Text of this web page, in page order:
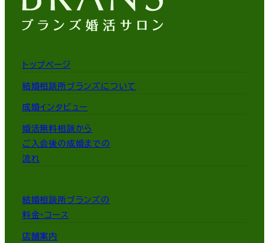
トップページ
結婚相談所ブランズについて
成婚インタビュー
婚活無料相談から
ご入会後の成婚までの
流れ
結婚相談所ブランズの
料金・コース
店舗案内